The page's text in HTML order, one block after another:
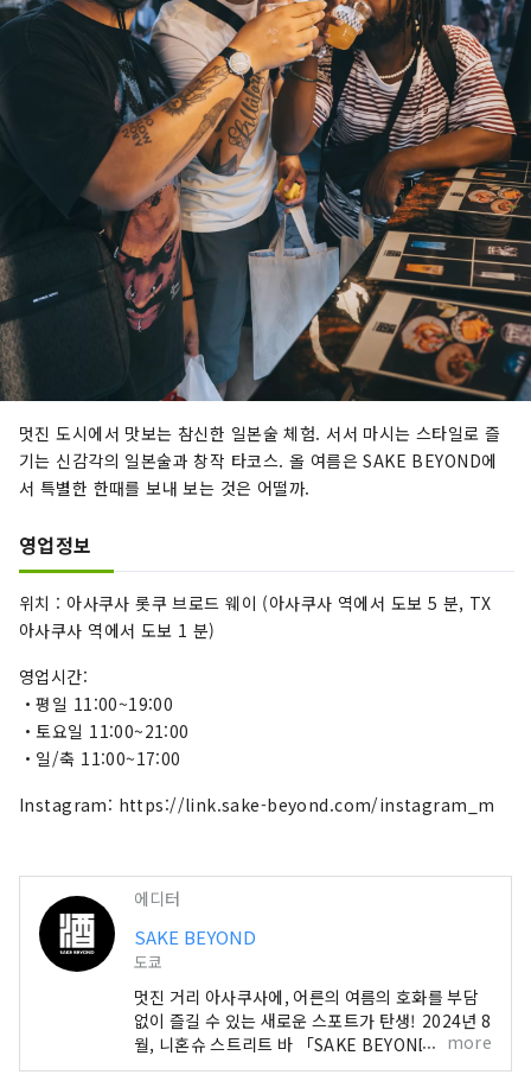
멋진 도시에서 맛보는 참신한 일본술 체험. 서서 마시는 스타일로 즐
기는 신감각의 일본술과 창작 타코스. 올 여름은 SAKE BEYOND에
서 특별한 한때를 보내 보는 것은 어떨까.
영업정보
위치 : 아사쿠사 롯쿠 브로드 웨이 (아사쿠사 역에서 도보 5 분, TX
아사쿠사 역에서 도보 1 분)
영업시간:
・평일 11:00~19:00
・토요일 11:00~21:00
・일/축 11:00~17:00
Instagram: https://link.sake-beyond.com/instagram_m
에디터
SAKE BEYOND
도쿄
멋진 거리 아사쿠사에, 어른의 여름의 호화를 부담
없이 즐길 수 있는 새로운 스포트가 탄생! 2024년 8
월, 니혼슈 스트리트 바 「SAKE BEYOND」가 아
사쿠사 6구에 출점했습니다. 술을 더 자유롭게, 더
more